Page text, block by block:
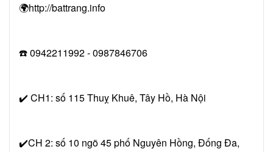
🌍http://battrang.info
☎️ 0942211992 - 0987846706
✔️ CH1: số 115 Thuỵ Khuê, Tây Hồ, Hà Nội
✔️CH 2: số 10 ngõ 45 phố Nguyên Hồng, Đống Đa,